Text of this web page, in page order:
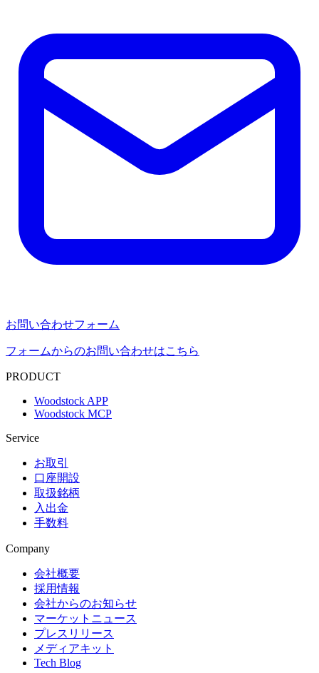
お問い合わせフォーム
フォームからのお問い合わせはこちら
PRODUCT
Woodstock APP
Woodstock MCP
Service
お取引
口座開設
取扱銘柄
入出金
手数料
Company
会社概要
採用情報
会社からのお知らせ
マーケットニュース
プレスリリース
メディアキット
Tech Blog